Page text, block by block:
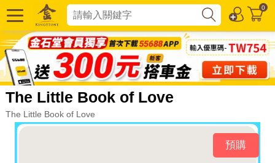
0
The Little Book of Love
The Little Book of Love
預購